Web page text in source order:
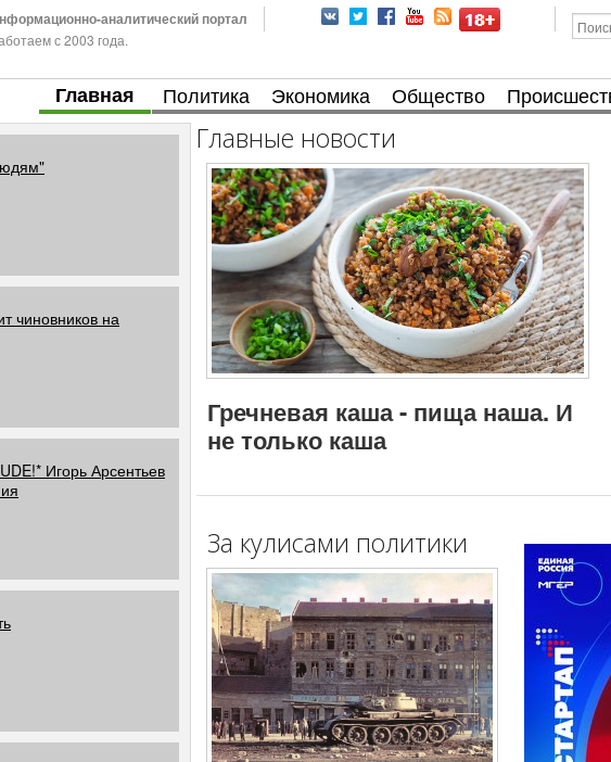
аналитический портал
с 2003 года.
Главная Политика Экономика Общество
чиновников на
Игорь Арсентьев
Главные новости
Гречневая каша - пища наша. И
не только каша
За кулисами политики